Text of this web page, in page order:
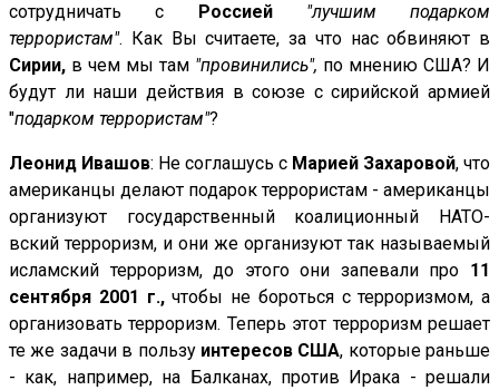
сотрудничать с
Россией"лучшим подарком
террористам". Как Вы считаете, за что нас обвиняют в
Сирии, в чем мы там "провинились", по мнению США? И
будут ли наши действия в союзе с сирийской армией
"подарком террористам"?
Леонид Ивашов: Не соглашусь с Марией Захаровой, что
американцы делают подарок террористам - американцы
организуют государственный коалиционный НАТО-
вский терроризм, и они же организуют так называемый
исламский терроризм, до этого они запевали про 11
сентября 2001 г.,чтобы не бороться с терроризмом, а
организовать терроризм. Теперь этот терроризм решает
те же задачи в пользу интересов США, которые раньше
- как, например, на Балканах, против Ирака - решали